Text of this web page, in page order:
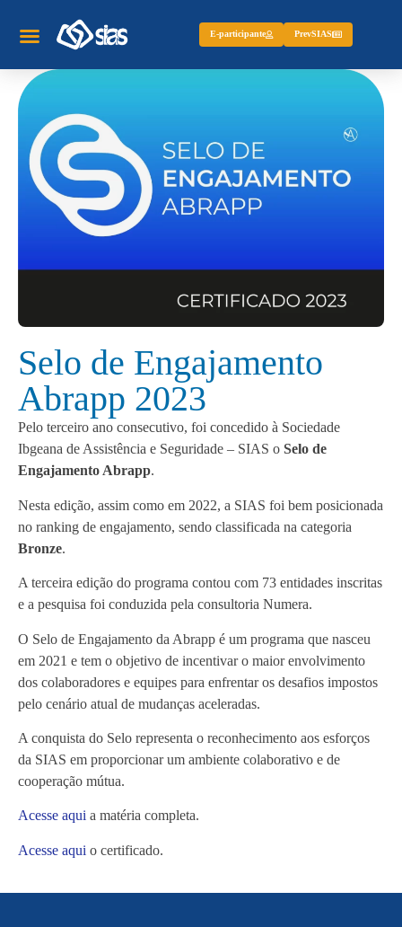
E-participante PrevSIAS
Selo de Engajamento
Abrapp 2023
Pelo terceiro ano consecutivo, foi concedido à Sociedade
Ibgeana de Assistência e Seguridade – SIAS o Selo de
Engajamento Abrapp.
Nesta edição, assim como em 2022, a SIAS foi bem posicionada
no ranking de engajamento, sendo classificada na categoria
Bronze.
A terceira edição do programa contou com 73 entidades inscritas
e a pesquisa foi conduzida pela consultoria Numera.
O Selo de Engajamento da Abrapp é um programa que nasceu
em 2021 e tem o objetivo de incentivar o maior envolvimento
dos colaboradores e equipes para enfrentar os desafios impostos
pelo cenário atual de mudanças aceleradas.
A conquista do Selo representa o reconhecimento aos esforços
da SIAS em proporcionar um ambiente colaborativo e de
cooperação mútua.
Acesse aqui a matéria completa.
Acesse aqui o certificado.